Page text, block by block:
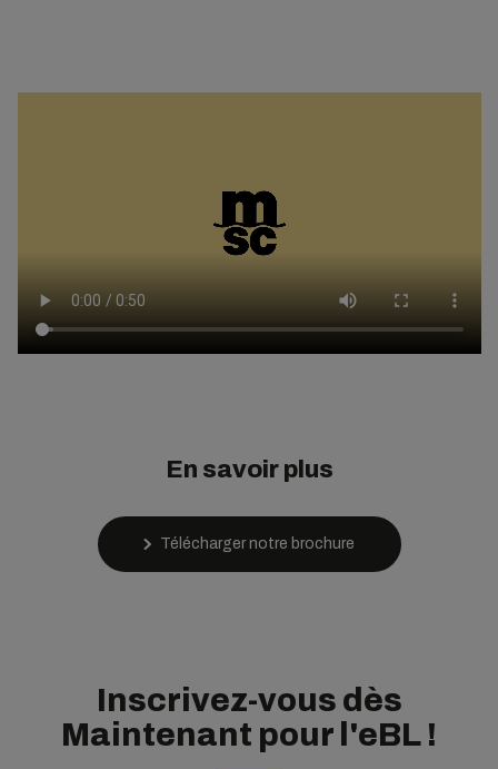
En savoir plus
Télécharger notre brochure
Inscrivez-vous dès
Maintenant pour l'eBL !